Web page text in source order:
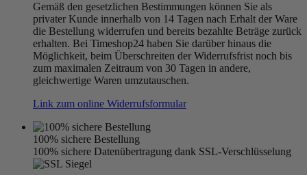
Gemäß den gesetzlichen Bestimmungen können Sie als
privater Kunde innerhalb von 14 Tagen nach Erhalt der Ware
die Bestellung widerrufen und bereits bezahlte Beträge zurück
erhalten. Bei Timeshop24 haben Sie darüber hinaus die
Möglichkeit, beim Überschreiten der Widerrufsfrist noch bis
zum maximalen Zeitraum von 30 Tagen in andere,
gleichwertige Waren umzutauschen.
Link zum online Widerrufsformular
100% sichere Bestellung
100% sichere Datenübertragung dank SSL-Verschlüsselung